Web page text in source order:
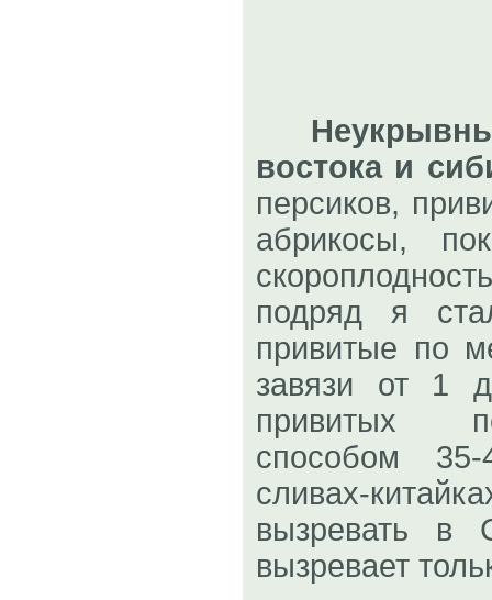
востока и
персиков,
абрикосы,
подряд я
привитые по
завязи от 1
привитых
способом
сливах-
вызревать в
вызревает